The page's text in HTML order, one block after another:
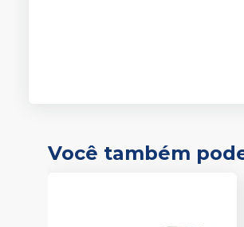
Você também